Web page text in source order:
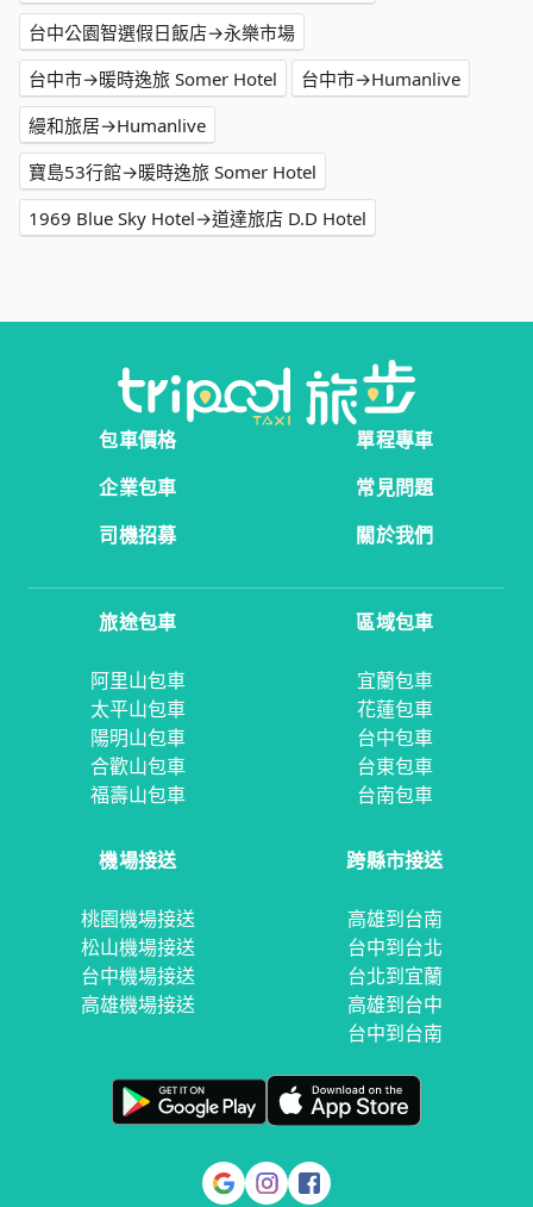
台中公園智選假日飯店→永樂市場
台中市→暖時逸旅 Somer Hotel
台中市→Humanlive
縵和旅居→Humanlive
寶島53行館→暖時逸旅 Somer Hotel
1969 Blue Sky Hotel→道達旅店 D.D Hotel
包車價格
單程專車
企業包車
常見問題
司機招募
關於我們
旅途包車
阿里山包車
太平山包車
陽明山包車
合歡山包車
福壽山包車
區域包車
宜蘭包車
花蓮包車
台中包車
台東包車
台南包車
機場接送
桃園機場接送
松山機場接送
台中機場接送
高雄機場接送
跨縣市接送
高雄到台南
台中到台北
台北到宜蘭
高雄到台中
台中到台南